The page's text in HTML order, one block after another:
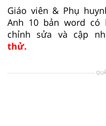
Giáo viên & Phụ
Anh 10 bản word
chỉnh sửa và cập
thử.